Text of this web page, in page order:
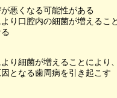
が悪くなる可能性がある
より口腔内の細菌が増えるこ
より細菌が増えることにより
となる歯周病を引き起こす